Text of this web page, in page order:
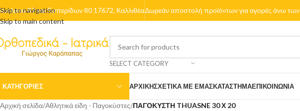
Skip to navigation
Skip to main content
87 και Εσπερίδων 80 17672, ΚαλλιθέαΔωρεάν αποστολή προϊόντων για αγορές άνω των
SELECT CATEGORY
ΚΑΤΗΓΟΡΙΕΣ ΑΡΧΙΚΉΣΧΕΤΙΚΆ ΜΕ ΕΜΆΣΚΑΤΆΣΤΗΜΑΕΠΙΚΟΙΝΩΝΊΑ
Αρχική σελίδα/Αθλητικά είδη - Παγοκύστες/ΠΑΓΟΚΥΣΤΗ THUASNE 30 Χ 20